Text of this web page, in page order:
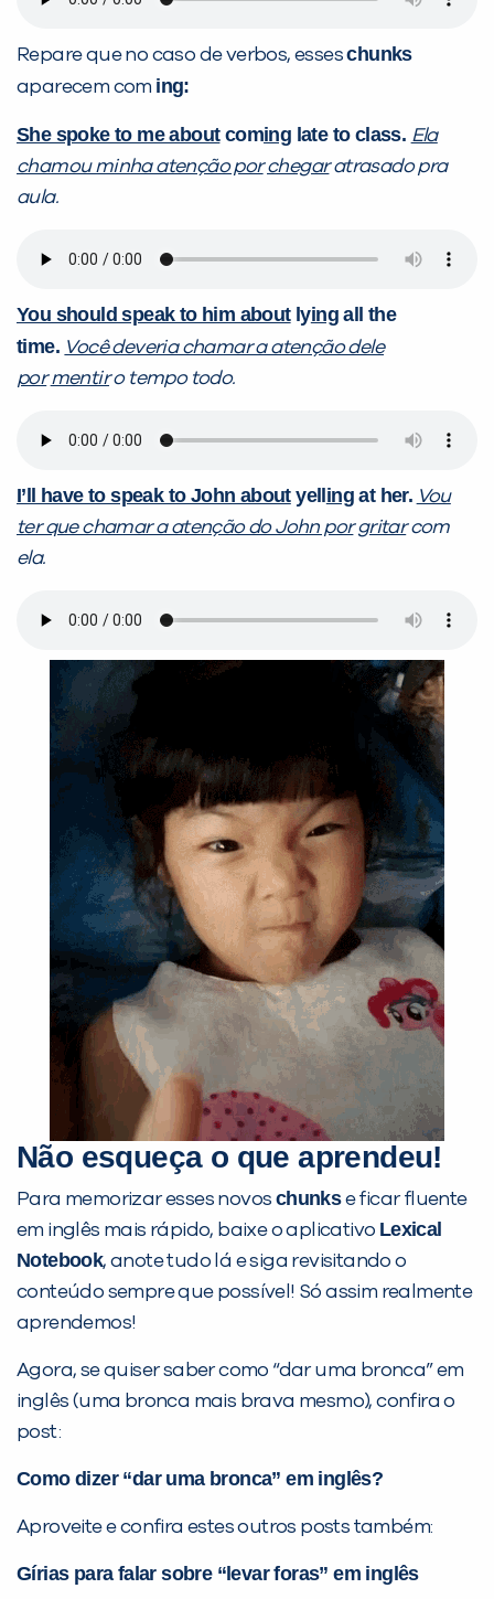
Repare que no caso de verbos, esseschunks
aparecem com ing:
She spoke to me aboutcoming late to class. Ela
chamou minha atenção por chegaratrasado pra
aula.
You should speak to him aboutlying all the
time. Você deveria chamar a atenção dele
por mentiro tempo todo.
I’ll have to speak to John aboutyell ing at her. Vou
ter que chamar a atenção do John por gritarcom
ela.
Não esqueça o que aprendeu!
Para memorizar esses novos chunkse ficar fluente
em inglês mais rápido, baixe o aplicativo Lexical
Notebook, anote tudo lá e siga revisitando o
conteúdo sempre que possível! Só assim realmente
aprendemos!
Agora, se quiser saber como “dar uma bronca” em
inglês (uma bronca mais brava mesmo), confira o
post:
Como dizer “dar uma bronca” em inglês?
Aproveite e confira estes outros posts também:
Gírias para falar sobre “levar foras” em inglês